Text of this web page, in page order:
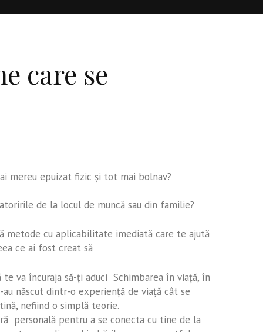
care se
mereu epuizat fizic şi tot mai bolnav?
de la locul de muncă sau din familie?
cu aplicabilitate imediată care te ajută
ce ai fost creat să
va încuraja să-ţi aduci Schimbarea în viaţă, în
născut dintr-o experienţă de viaţă cât se
nefiind o simplă teorie.
personală pentru a se conecta cu tine de la